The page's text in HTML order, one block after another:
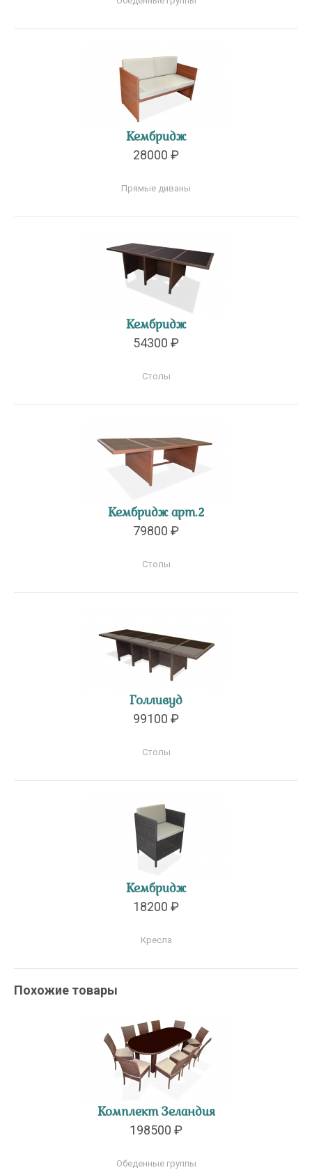
Кембридж
28000 ₽
Прямые диваны
Кембридж
54300 ₽
Столы
Кембридж арт.2
79800 ₽
Столы
Голливуд
99100 ₽
Столы
Кембридж
18200 ₽
Кресла
Похожие товары
Комплект Зеландия
198500 ₽
Обеденные группы